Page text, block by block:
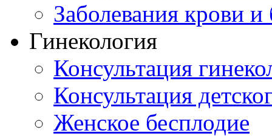
Заболевания крови и
Гинекология
Консультация
Консультация
Женское бесплодие